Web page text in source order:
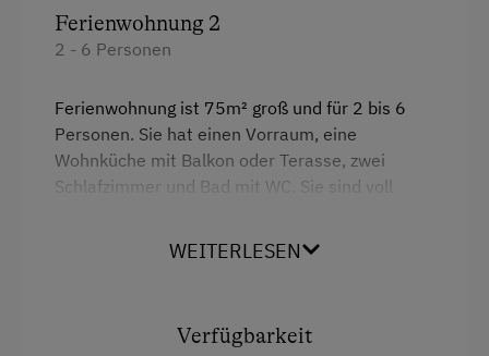
Küchenausstattung
Kühlschrank
Wlan
Neubau
Doppelbett
Ferienwohnung 2
2 - 6 Personen
Ferienwohnung ist 75m² groß und für 2 bis 6
Personen. Sie hat einen Vorraum, eine
Wohnküche mit Balkon oder Terasse, zwei
Schlafzimmer und Bad mit WC. Sie sind voll
Handtücher, Radio & SAT-TV) und mit massiven
Naturmöbel eingerichtet. Pro Woche Aufenthalt
Erlebnisschwimmbad, Zweimalige Benützung
WEITERLESEN
Verfügbarkeit